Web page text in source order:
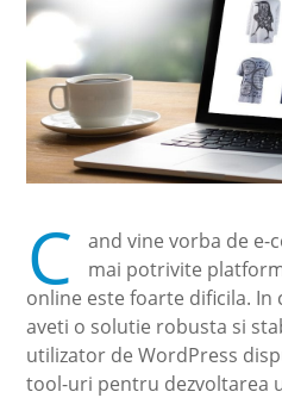
C
and vine vorba de e-
mai potrivite
online este foarte dificila. In
aveti o solutie robusta si
utilizator de WordPress
tool-uri pentru dezvoltarea